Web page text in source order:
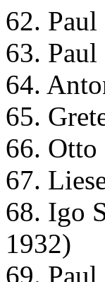
62.
63.
64.
65.
66. Otto
67.
68. Igo
1932)
69.